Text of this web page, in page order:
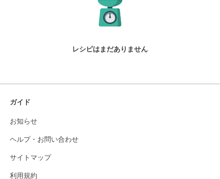
レシピはまだありません
ガイド
お知らせ
ヘルプ・お問い合わせ
サイトマップ
利用規約